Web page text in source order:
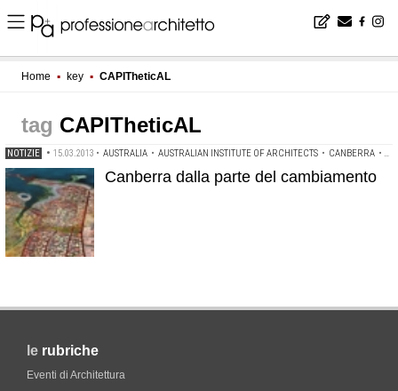
Home ▪ key ▪ CAPITheticAL
CAPITheticAL
NOTIZIE • 15.03.2013 • AUSTRALIA • AUSTRALIAN INSTITUTE OF ARCHITECTS • CANBERRA •
Canberra dalla parte del cambiamento
le rubriche
Eventi di Architettura